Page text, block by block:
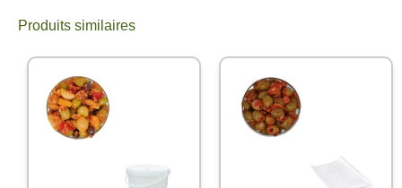
Produits similaires